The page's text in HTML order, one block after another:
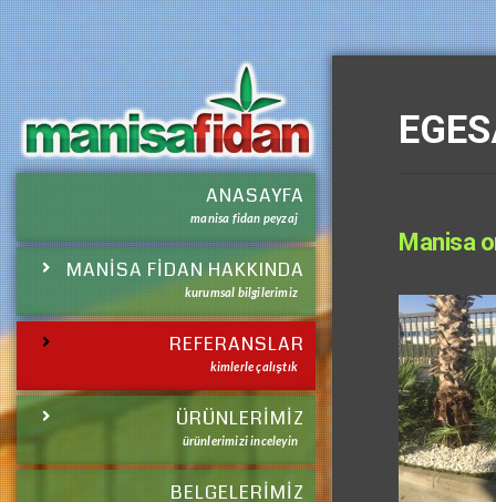
ANASAYFA
manisa fidan peyzaj
MANISA FIDAN HAKKINDA
kurumsal bilgilerimiz
REFERANSLAR
kimlerle çalıştık
ÜRÜNLERİMİZ
ürünlerimizi inceleyin
BELGELERİMİZ
Manisa